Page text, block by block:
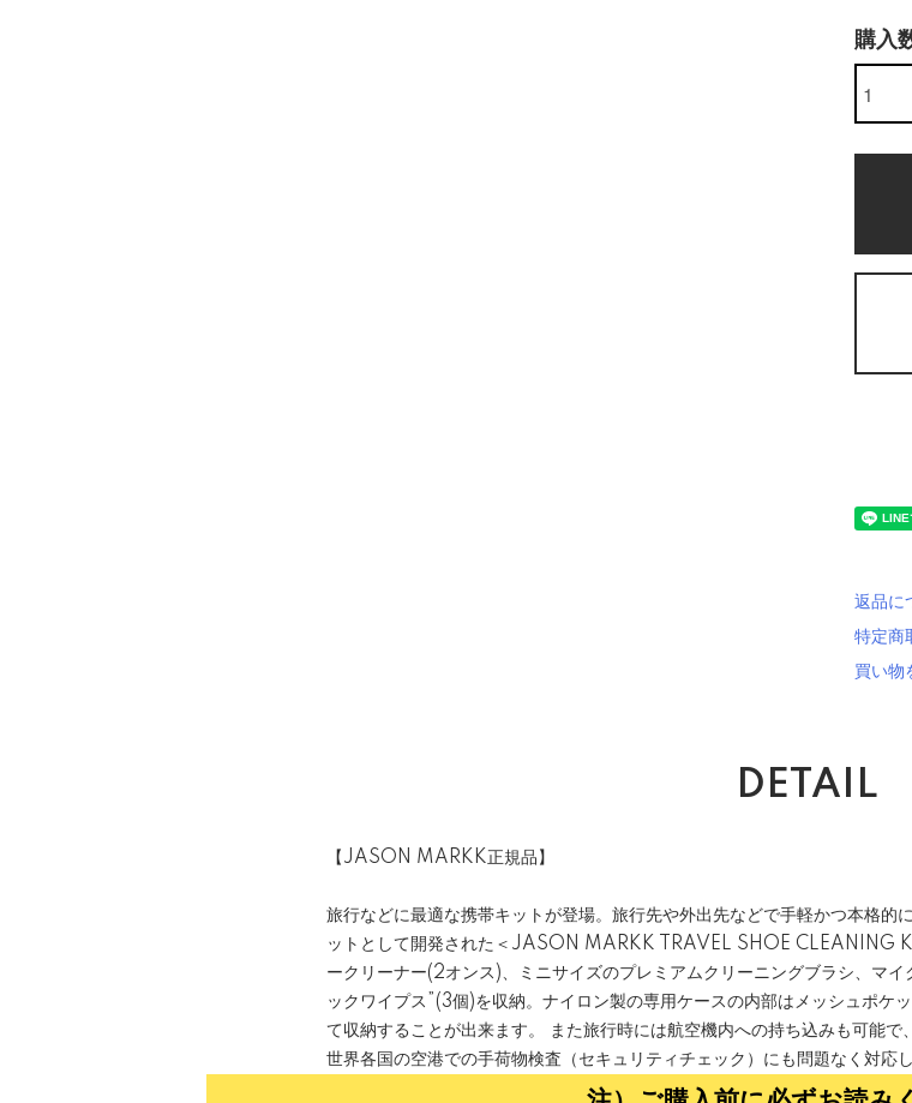
購入
返品に
特定商
買い物
DETAIL
【JASON MARKK正規品】
旅行などに最適な携帯キットが登場。旅行先や外出先などで手軽かつ本格的
ットとして開発された＜JASON MARKK TRAVEL SHOE CLEANING
ークリーナー(2オンス)、ミニサイズのプレミアムクリーニングブラシ、マ
ックワイプス”(3個)を収納。ナイロン製の専用ケースの内部はメッシュポケ
て収納することが出来ます。 また旅行時には航空機内への持ち込みも可能で
世界各国の空港での手荷物検査（セキュリティチェック）にも問題なく対応し